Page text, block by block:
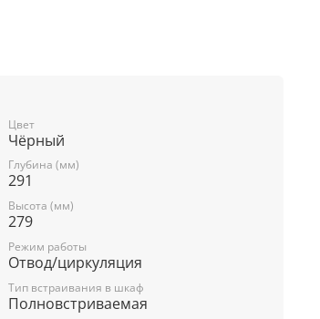
мм
м3/час
Цвет
Чёрный
Глубина (мм)
291
Высота (мм)
279
Режим работы
Отвод/циркуляция
Тип встраивания в шкаф
Полновстриваемая